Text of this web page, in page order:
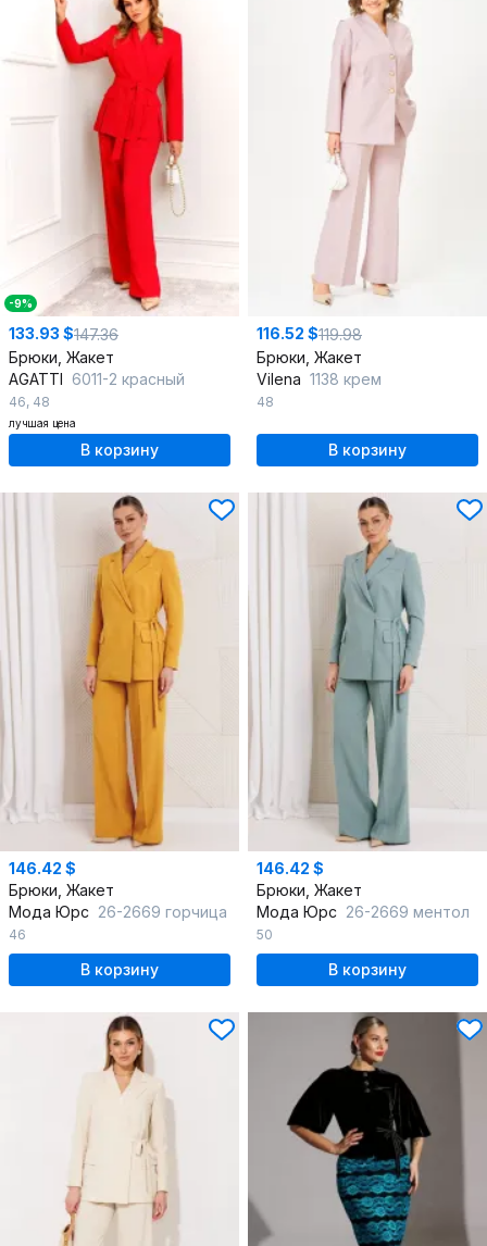
-9%
133.93 $147.36
Брюки, Жакет
AGATTI 6011-2 красный
46, 48
лучшая цена
В корзину
116.52 $119.98
Брюки, Жакет
Vilena 1138 крем
48
В корзину
146.42 $
Брюки, Жакет
Мода Юрс 26-2669 горчица
46
В корзину
146.42 $
Брюки, Жакет
Мода Юрс 26-2669 ментол
50
В корзину